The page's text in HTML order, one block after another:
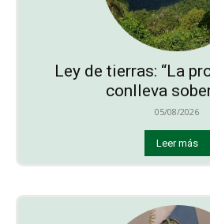
Ley de tierras: “La
conlleva
05/08/2026
Leer más